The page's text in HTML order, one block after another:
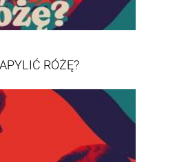
RÓŻĘ?